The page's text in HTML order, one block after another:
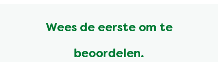
Wees de eerste om te
beoordelen.